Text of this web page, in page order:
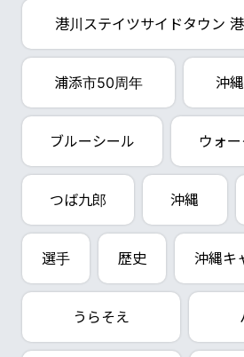
港川ステイツサイドタウン
浦添市50周年 沖
ブルーシール ウォー
つば九郎 沖縄
選手 歴史 沖縄キ
うらそえ